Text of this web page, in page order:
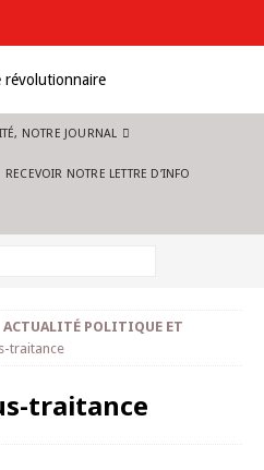
NOTRE JOURNAL
RECEVOIR NOTRE LETTRE D’INFO
ACTUALITÉ POLITIQUE ET
traitance
traitance